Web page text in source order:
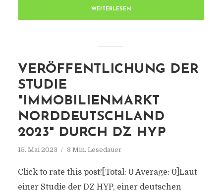
WEITERLESEN
VERÖFFENTLICHUNG DER
STUDIE
"IMMOBILIENMARKT
NORDDEUTSCHLAND
2023" DURCH DZ HYP
15. Mai 2023 3 Min. Lesedauer
Click to rate this post![Total: 0 Average: 0]Laut
einer Studie der DZ HYP, einer deutschen